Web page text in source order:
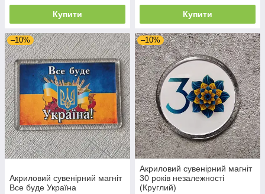
Купити Купити
–10%
Акриловий сувенірний магніт
Все буде Україна
–10%
Акриловий сувенірний магніт
30 років незалежності
(Круглий)